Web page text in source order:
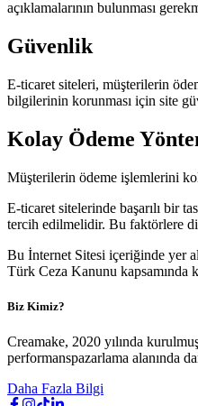
açıklamalarının bulunması
Güvenlik
E-ticaret siteleri, müşterilerin
bilgilerinin korunması için site
Kolay Ödeme
Müşterilerin ödeme işlemlerini
E-ticaret sitelerinde başarılı bir
tercih edilmelidir. Bu faktörlere
Bu İnternet Sitesi içeriğinde yer
Türk Ceza Kanunu kapsamında
Biz Kimiz?
Creamake, 2020 yılında
performanspazarlama alanında
Daha Fazla Bilgi